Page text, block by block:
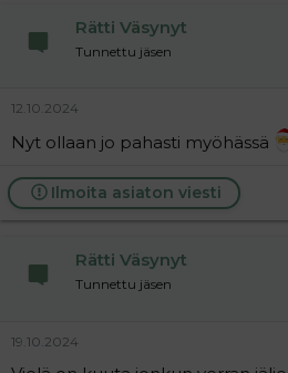
Rätti Väsynyt
Tunnettu jäsen
12.10.2024
Nyt ollaan jo pahasti myöhässä
Ilmoita asiaton viesti
Rätti Väsynyt
Tunnettu jäsen
19.10.2024